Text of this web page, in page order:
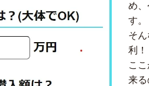
め
す。
そ
利！
こ
来る